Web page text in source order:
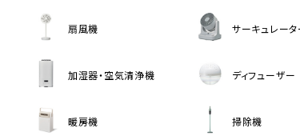
扇風機 サーキュレータ
加湿器・空気清浄機 ディフューザー
暖房機 掃除機